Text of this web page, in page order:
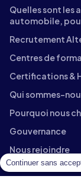
Continuer sans
Quelles sont les
automobile,
Recrutement
Centres de
Certifications &
Qui sommes-
Pourquoi nous
Gouvernance
Nous rejoindre
Contact